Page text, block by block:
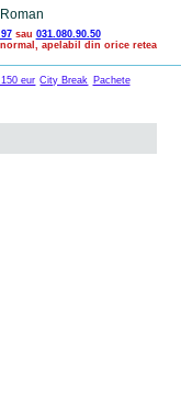
sau 031.080.90.50
apelabil din orice retea
eur City Break Pachete